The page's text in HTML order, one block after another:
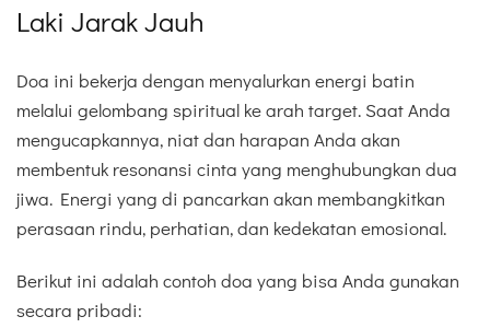
Laki Jarak Jauh
Doa ini bekerja dengan menyalurkan energi batin
melalui gelombang spiritual ke arah target. Saat Anda
mengucapkannya, niat dan harapan Anda akan
membentuk resonansi cinta yang menghubungkan dua
jiwa. Energi yang di pancarkan akan membangkitkan
perasaan rindu, perhatian, dan kedekatan emosional.
Berikut ini adalah contoh doa yang bisa Anda gunakan
secara pribadi: